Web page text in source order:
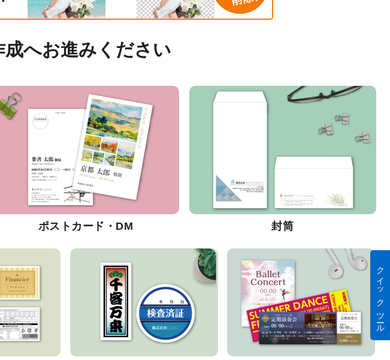
へお進みください
ポストカード・DM 封筒
クイック ツール